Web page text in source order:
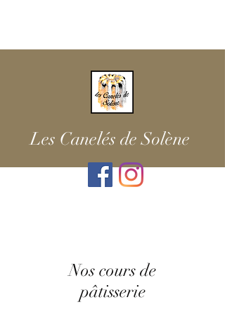
Les Canelés de Solène
Nos cours de
pâtisserie